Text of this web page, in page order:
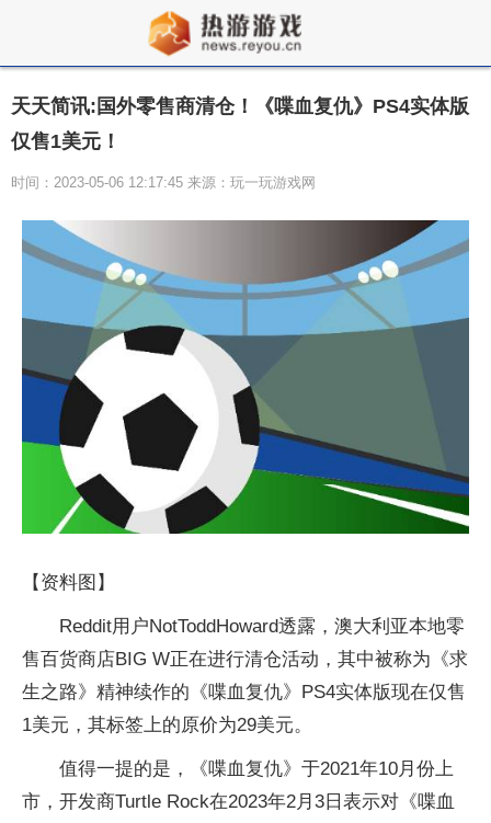
天天简讯:国外零售商清仓！《喋血复仇》PS4实体版
仅售1美元！
时间：2023-05-06 12:17:45 来源：玩一玩游戏网
【资料图】
Reddit用户NotToddHoward透露，澳大利亚本地零
售百货商店BIG W正在进行清仓活动，其中被称为《求
生之路》精神续作的《喋血复仇》PS4实体版现在仅售
1美元，其标签上的原价为29美元。
值得一提的是，《喋血复仇》于2021年10月份上
市，开发商Turtle Rock在2023年2月3日表示对《喋血